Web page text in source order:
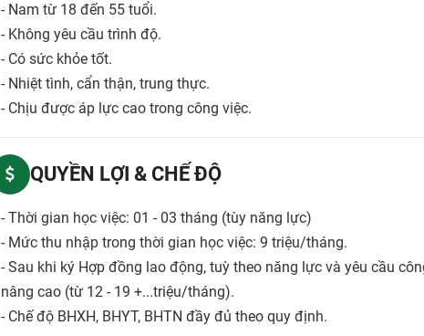
- Nam từ 18 đến 55 tuổi.
- Không yêu cầu trình độ.
- Có sức khỏe tốt.
- Nhiệt tình, cẩn thận, trung thực.
- Chịu được áp lực cao trong công việc.
QUYỀN LỢI & CHẾ ĐỘ
- Thời gian học việc: 01 - 03 tháng (tùy năng lực)
- Mức thu nhập trong thời gian học việc: 9 triệu/tháng.
- Sau khi ký Hợp đồng lao động, tuỳ theo năng lực và yêu cầu
nâng cao (từ 12 - 19 +...triệu/tháng).
- Chế độ BHXH, BHYT, BHTN đầy đủ theo quy định.